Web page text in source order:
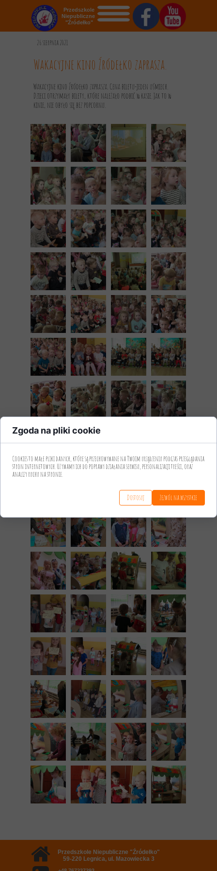
STRONA GŁÓWNA
OGŁOSZENIA
REKRUTACJA
GALERIA
KONTAKT
DOKUMENTY
Przedszkole
Niepubliczne
"Źródełko"
26 sierpnia 2021
Wakacyjne kino Źródełko zaprasza.
Wakacyjne kino Źródełko zaprasza. Cena biletu-jeden uśmiech.
Dzieci otrzymały bilety, które należało podbić w kasie. Jak to w
kinie, nie obyło się bez popcornu.
Przedszkole Niepubliczne "Źródełko"
59-220 Legnica, ul. Mazowiecka 3
Zgoda na pliki cookie
Cookies to małe pliki danych, które są przechowywane na Twoim urządzeniu podczas przeglądania
stron internetowych. Używamy ich do poprawy działania serwisu, personalizacji treści, oraz
analizy ruchu na stronie.
Dostosuj Zezwól na wszystkie